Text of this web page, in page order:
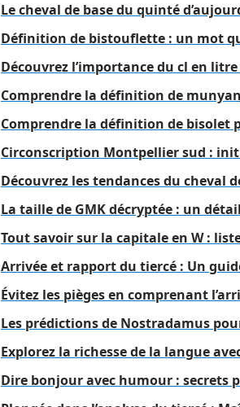
Le cheval de base du quinté
Définition de bistouflette : un mot
Découvrez l’importance du cl en
Comprendre la définition de
Comprendre la définition de bisolet
Circonscription Montpellier sud :
Découvrez les tendances du cheval
La taille de GMK décryptée : un
Tout savoir sur la capitale en W :
Arrivée et rapport du tiercé : Un
Évitez les pièges en comprenant
Les prédictions de Nostradamus
Explorez la richesse de la langue
Dire bonjour avec humour : secrets